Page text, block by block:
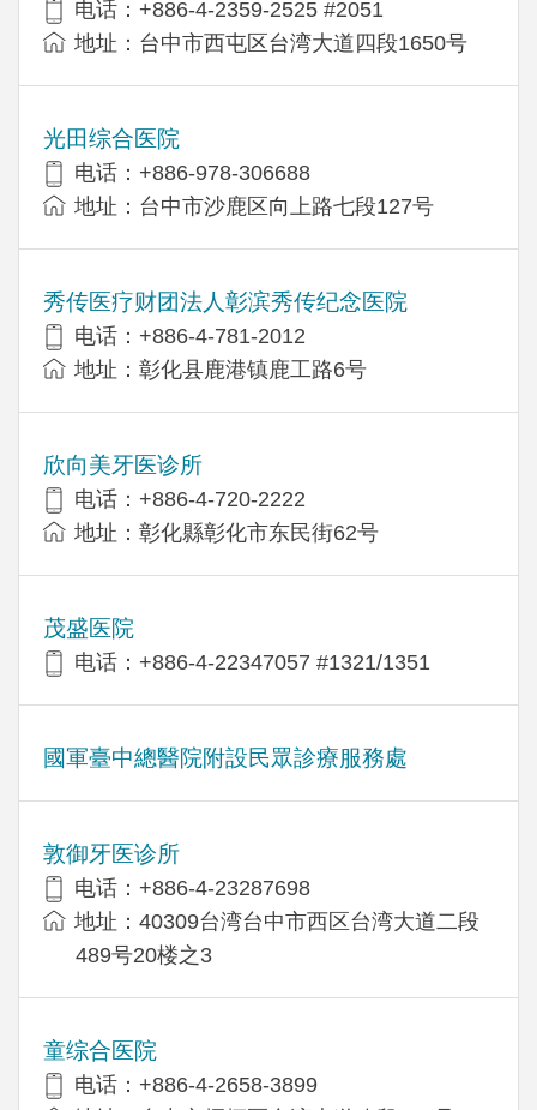
电话：+886-4-2359-2525 #2051
地址：台中市西屯区台湾大道四段1650号
光田综合医院
电话：+886-978-306688
地址：台中市沙鹿区向上路七段127号
秀传医疗财团法人彰滨秀传纪念医院
电话：+886-4-781-2012
地址：彰化县鹿港镇鹿工路6号
欣向美牙医诊所
电话：+886-4-720-2222
地址：彰化縣彰化市东民街62号
茂盛医院
电话：+886-4-22347057 #1321/1351
國軍臺中總醫院附設民眾診療服務處
敦御牙医诊所
电话：+886-4-23287698
地址：40309台湾台中市西区台湾大道二段
489号20楼之3
童综合医院
电话：+886-4-2658-3899